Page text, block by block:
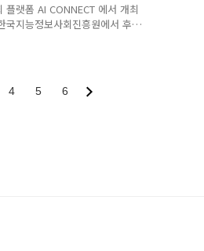
랫폼 AI CONNECT 에서 개최
지능정보사회진흥원에서 후원
데이터셋 구축 AI 경진대회
9일 (수) 까지 본 대회: 2022
4 5 6